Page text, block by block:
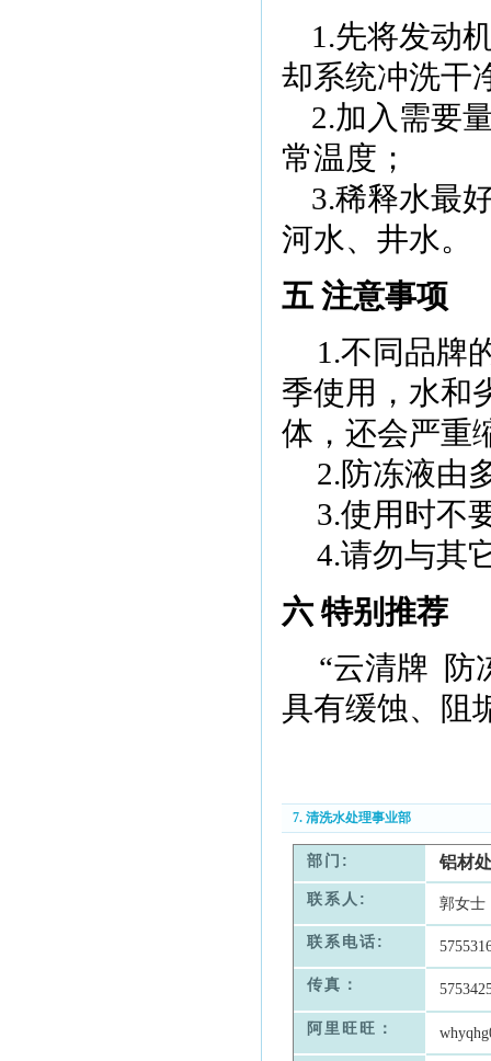
1.先将发动
却系统冲洗干
2.加入需要
常温度；
3.稀释水最
河水、井水。
五 注意事项
1.不同品牌
季使用，水和
体，还会严重
2.防冻液由
3.使用时不
4.请勿与其
六 特别推荐
“云清牌 防
具有缓蚀、阻
7. 清洗水处理事业部
部门: 铝材
联系人: 郭女士
联系电话:
传真：
阿里旺旺：